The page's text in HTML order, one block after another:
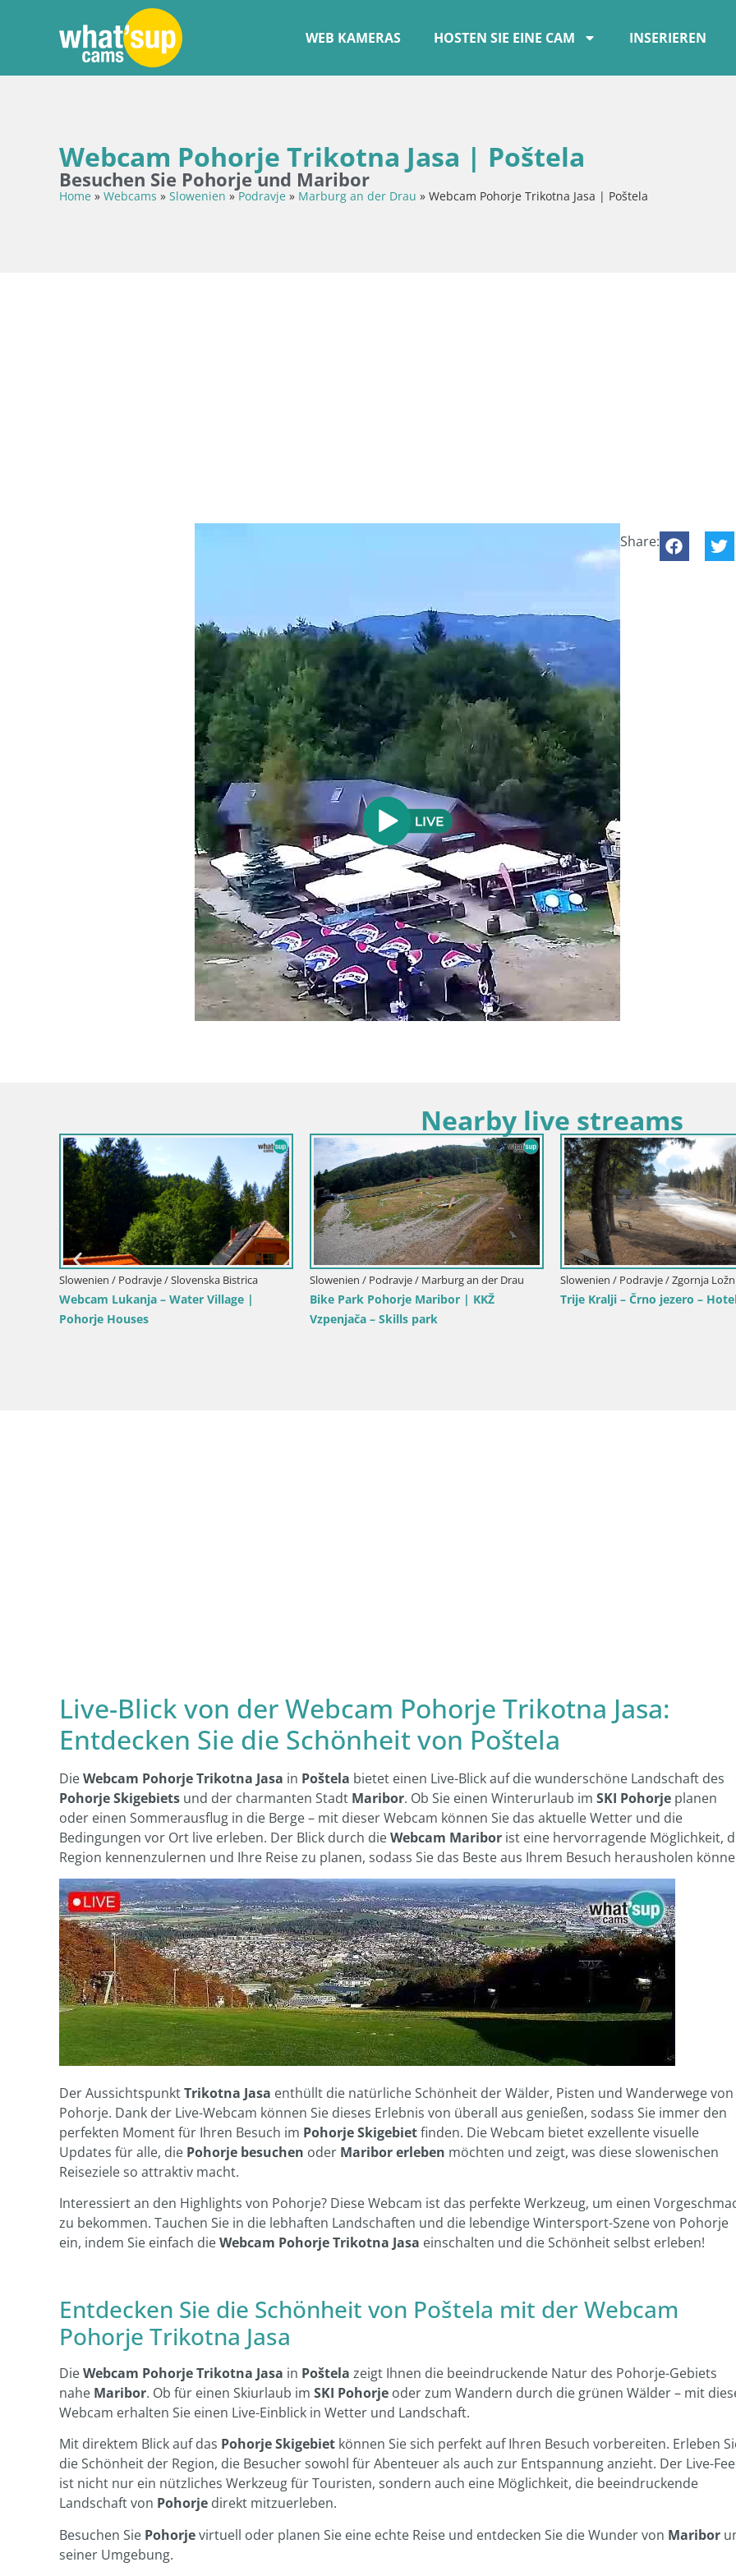
WEB KAMERAS HOSTEN SIE EINE CAM INSERIEREN
Webcam Pohorje Trikotna Jasa | Poštela
Besuchen Sie Pohorje und Maribor
Home » Webcams » Slowenien »Podravje » Marburg an der Drau » Webcam Pohorje Trikotna Jasa | Poštela
Share:
Nearby live streams
Slowenien / Podravje / Marburg an der Drau
Pohorje Webcam | Sleme Talstation
Slowenien / Podravje / Marburg an der Drau
Webcam Pohorje Ruška | Talstation
Slowenien / Podravje / Marburg an
SKI Maribor Pohorje – Ruška
Live-Blick von der Webcam Pohorje Trikotna Jasa:
Entdecken Sie die Schönheit von Poštela
DieWebcam Pohorje Trikotna Jasa in Poštela bietet einen Live-Blick auf die wunderschöne Landschaft des
Pohorje Skigebiets und der charmanten Stadt Maribor. Ob Sie einen Winterurlaub im SKI Pohorje planen
oder einen Sommerausflug in die Berge – mit dieser Webcam können Sie das aktuelle Wetter und die
Bedingungen vor Ort live erleben. Der Blick durch dieWebcam Maribor ist eine hervorragende Möglichkeit,
Region kennenzulernen und Ihre Reise zu planen, sodass Sie das Beste aus Ihrem Besuch herausholen
Der AussichtspunktTrikotna Jasa enthüllt die natürliche Schönheit der Wälder, Pisten und Wanderwege von
Pohorje. Dank der Live-Webcam können Sie dieses Erlebnis von überall aus genießen, sodass Sie immer den
perfekten Moment für Ihren Besuch im Pohorje Skigebietfinden. Die Webcam bietet exzellente visuelle
Updates für alle, die Pohorje besuchen oder Maribor erleben möchten und zeigt, was diese slowenischen
Reiseziele so attraktiv macht.
Interessiert an den Highlights von Pohorje? Diese Webcam ist das perfekte Werkzeug, um einen
zu bekommen. Tauchen Sie in die lebhaften Landschaften und die lebendige Wintersport-Szene von Pohorje
ein, indem Sie einfach dieWebcam Pohorje Trikotna Jasa einschalten und die Schönheit selbst erleben!
Entdecken Sie die Schönheit von Poštela mit der Webcam
Pohorje Trikotna Jasa
DieWebcam Pohorje Trikotna Jasa in Poštela zeigt Ihnen die beeindruckende Natur des Pohorje-Gebiets
nahe Maribor. Ob für einen Skiurlaub im SKI Pohorje oder zum Wandern durch die grünen Wälder – mit
Webcam erhalten Sie einen Live-Einblick in Wetter und Landschaft.
Mit direktem Blick auf das Pohorje Skigebiet können Sie sich perfekt auf Ihren Besuch vorbereiten. Erleben
die Schönheit der Region, die Besucher sowohl für Abenteuer als auch zur Entspannung anzieht. Der Live-
ist nicht nur ein nützliches Werkzeug für Touristen, sondern auch eine Möglichkeit, die beeindruckende
Landschaft von Pohorje direkt mitzuerleben.
Besuchen Sie Pohorjevirtuell oder planen Sie eine echte Reise und entdecken Sie die Wunder von Maribor
seiner Umgebung.